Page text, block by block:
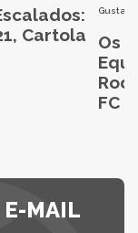
Cartola
Gustavo
Os
FC
E-MAIL